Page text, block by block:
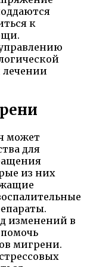
к
может
для
из них
изменений в
мигрени.